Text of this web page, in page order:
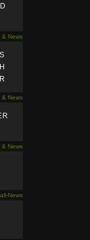
& News
& News
& News
News